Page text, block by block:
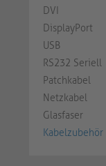
DVI
DisplayPort
USB
RS232 Seriell
Patchkabel
Netzkabel
Glasfaser
Kabelzubehör